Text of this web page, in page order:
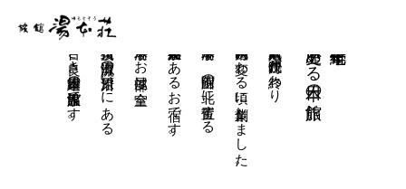
歴史ある日本の旅館
西暦一八六七年。江戸時代が終わり
明治時代に変わる頃に創業しました。
湯本荘は、阿蘇山の北に位置する
「黒川温泉郷」にあるお宿です。
湯本荘のお部屋は全室
筑後川の源流「田の原川」沿いにある
古き良き日本建築の温泉旅館です。